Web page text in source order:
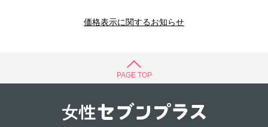
価格表示に関するお知らせ
PAGE TOP